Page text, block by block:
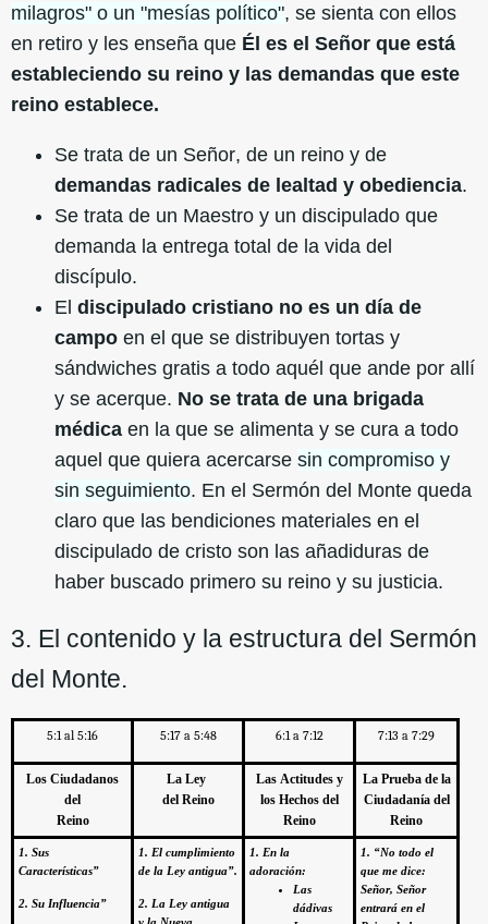
milagros" o un "mesías político", se sienta con ellos
en retiro y les enseña que Él es el Señor que está
estableciendo su reino y las demandas que este
reino establece.
Se trata de un Señor, de un reino y de
demandas radicales de lealtad y obediencia.
Se trata de un Maestro y un discipulado que
demanda la entrega total de la vida del
discípulo.
El discipulado cristiano no es un día de
campo en el que se distribuyen tortas y
sándwiches gratis a todo aquél que ande por allí
y se acerque. No se trata de una brigada
médica en la que se alimenta y se cura a todo
aquel que quiera acercarse sin compromiso y
sin seguimiento. En el Sermón del Monte queda
claro que las bendiciones materiales en el
discipulado de cristo son las añadiduras de
haber buscado primero su reino y su justicia.
3. El contenido y la estructura del Sermón
del Monte.
5:1 al 5:16 5:17 a 5:48 6:1 a 7:12 7:13 a 7:29
Los Ciudadanos
del
Reino
La Ley
del Reino
Las Actitudes y
los Hechos del
Reino
La Prueba de la
Ciudadanía del
Reino
1. Sus
Características”
2. Su Influencia”
1. El cumplimiento
de la Ley antigua”.
2. La Ley antigua
1. En la
adoración:
Las
dádivas
1. “No todo el
que me dice:
Señor, Señor
entrará en el